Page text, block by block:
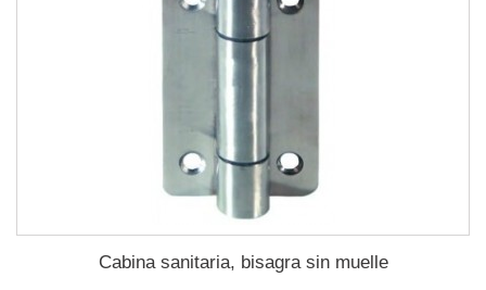
Cabina sanitaria, bisagra sin muelle